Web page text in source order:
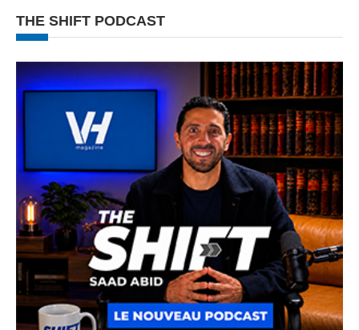
THE SHIFT PODCAST